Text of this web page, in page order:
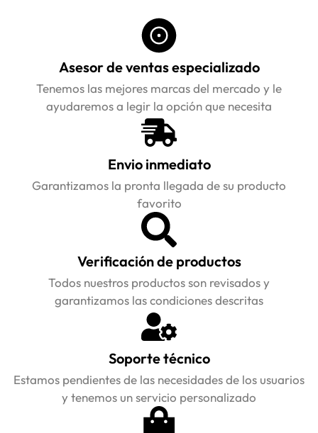
Asesor de ventas especializado
Tenemos las mejores marcas del mercado y le
ayudaremos a legir la opción que necesita
Envio inmediato
Garantizamos la pronta llegada de su producto
favorito
Verificación de productos
Todos nuestros productos son revisados y
garantizamos las condiciones descritas
Soporte técnico
Estamos pendientes de las necesidades de los usuarios
y tenemos un servicio personalizado